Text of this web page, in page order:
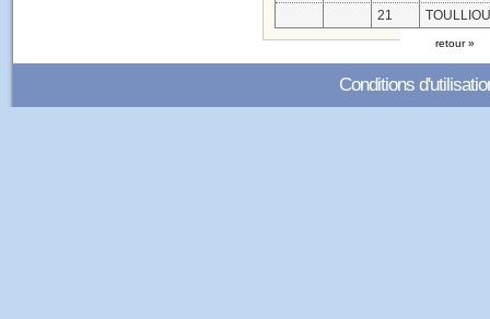
21
retour »
Conditions